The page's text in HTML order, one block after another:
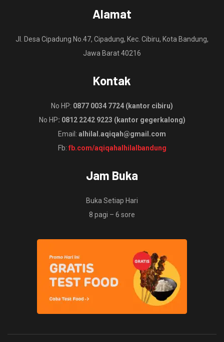
Alamat
Jl. Desa Cipadung No.47, Cipadung, Kec. Cibiru, Kota Bandung,
Jawa Barat 40216
Kontak
No HP: 0877 0034 7724 (kantor cibiru)
No HP: 0812 2242 9223 (kantor gegerkalong)
Email: alhilal.aqiqah@gmail.com
Fb: fb.com/aqiqahalhilalbandung
Jam Buka
Buka Setiap Hari
8 pagi – 6 sore